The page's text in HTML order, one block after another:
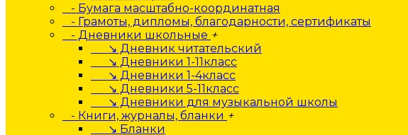
- Бумага масштабно-координатная
- Грамоты, дипломы, благодарности, сертификаты
- Дневники школьные +
↘ Дневник читательский
↘ Дневники 1-11класс
↘ Дневники 1-4класс
↘ Дневники 5-11класс
↘ Дневники для музыкальной школы
- Книги, журналы, бланки +
↘ Бланки